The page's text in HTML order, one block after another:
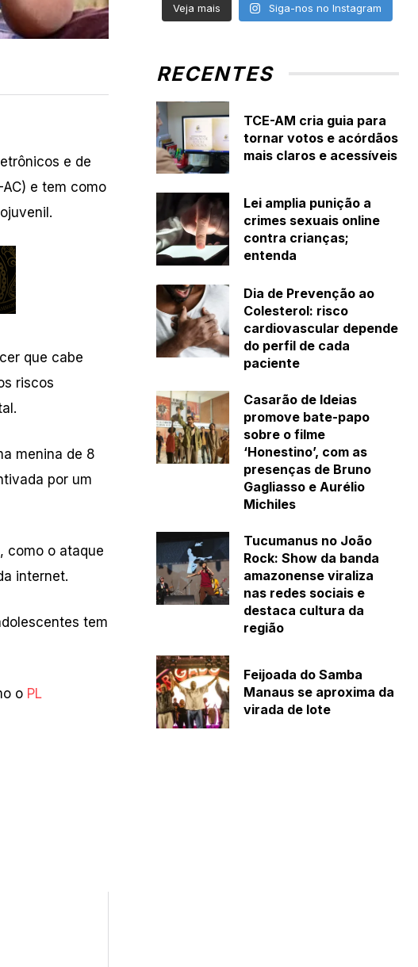
e de
e tem como
que cabe
riscos
menina de 8
por um
como o ataque
internet.
tem
o PL
Veja mais Siga-nos no Instagram
RECENTES
TCE-AM cria guia para
tornar votos e acórdãos
mais claros e acessíveis
Lei amplia punição a
crimes sexuais online
contra crianças;
entenda
Dia de Prevenção ao
Colesterol: risco
cardiovascular depende
do perfil de cada
paciente
Casarão de Ideias
promove bate-papo
sobre o filme
‘Honestino’, com as
presenças de Bruno
Gagliasso e Aurélio
Michiles
Tucumanus no João
Rock: Show da banda
amazonense viraliza
nas redes sociais e
destaca cultura da
região
Feijoada do Samba
Manaus se aproxima da
virada de lote